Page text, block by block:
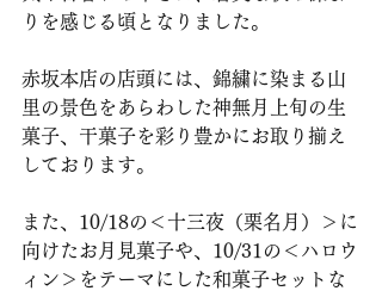
りを感じる頃となりました。
赤坂本店の店頭には、錦繍に染まる山
里の景色をあらわした神無月上旬の生
菓子、干菓子を彩り豊かにお取り揃え
しております。
また、10/18の＜十三夜（栗名月）＞に
向けたお月見菓子や、10/31の＜ハロウ
ィン＞をテーマにした和菓子セットな